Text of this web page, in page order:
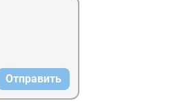
Отправить